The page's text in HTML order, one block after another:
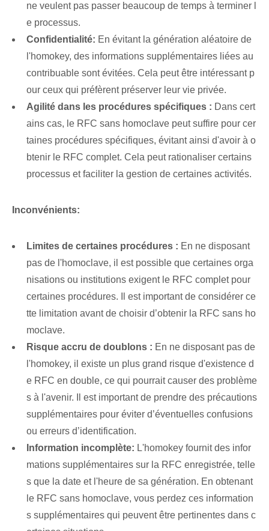
ne veulent pas passer beaucoup de temps à terminer l
e processus.
Confidentialité: En évitant la génération aléatoire de
l'homokey, des informations supplémentaires liées au
contribuable sont évitées. Cela peut être intéressant p
our ceux qui préfèrent préserver leur vie privée.
Agilité dans les procédures spécifiques : Dans cert
ains cas, le RFC sans homoclave peut suffire pour cer
taines procédures spécifiques, évitant ainsi d'avoir à o
btenir le RFC complet. Cela peut rationaliser certains
processus et faciliter la gestion de certaines activités.
Inconvénients:
Limites de certaines procédures : En ne disposant
pas de l'homoclave, il est possible que certaines orga
nisations ou institutions exigent le RFC complet pour
certaines procédures. Il est important de considérer ce
tte limitation avant de choisir d’obtenir la RFC sans ho
moclave.
Risque accru de doublons : En ne disposant pas de
l'homokey, il existe un plus grand risque d'existence d
e RFC en double, ce qui pourrait causer des problème
s à l'avenir. Il est important de prendre des précautions
supplémentaires pour éviter d’éventuelles confusions
ou erreurs d’identification.
Information incomplète: L'homokey fournit des infor
mations supplémentaires sur la RFC enregistrée, telle
s que la date et l'heure de sa génération. En obtenant
le RFC sans homoclave, vous perdez ces information
s supplémentaires qui peuvent être pertinentes dans c